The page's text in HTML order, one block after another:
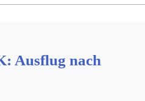
Ausflug nach